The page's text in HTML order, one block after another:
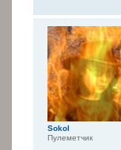
Sokol
Пулеметчик